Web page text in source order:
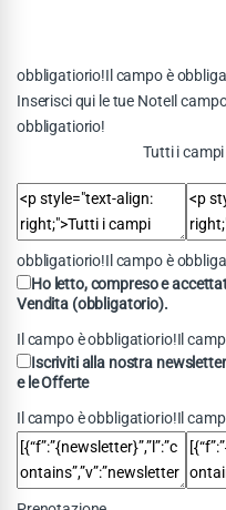
obbligatiorio!Il campo è
Inserisci qui le tue NoteIl
obbligatiorio!
Tutti i
obbligatiorio!Il campo è
Ho letto, compreso e
Vendita (obbligatorio).
Il campo è obbligatiorio!Il
Iscrivitialla nostra
e leOfferte
Il campo è obbligatiorio!Il